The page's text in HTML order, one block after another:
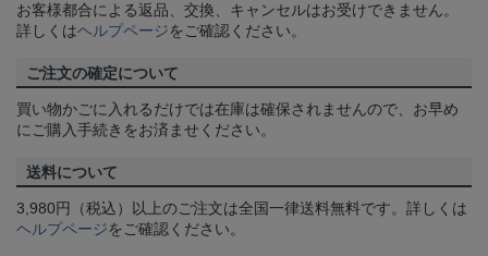
お客様都合による返品、交換、キャンセルはお受けできません。
詳しくはヘルプページをご確認ください。
ご注文の確定について
買い物かごに入れるだけでは在庫は確保されませんので、お早め
にご購入手続きをお済ませください。
送料について
3,980円（税込）以上のご注文は全国一律送料無料です。詳しくは
ヘルプページをご確認ください。